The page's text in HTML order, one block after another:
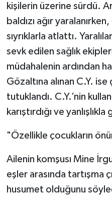
kişilerin üzerine sürdü.
baldızı ağır
sıyrıklarla atlattı.
sevk edilen sağlık
müdahalenin ardından
Gözaltına alınan C.Y. ise
tutuklandı. C.Y.’nin
karıştırdığı ve
"Özellikle çocukların
Ailenin komşusı Mine
eşler arasında tartışma
husumet olduğunu